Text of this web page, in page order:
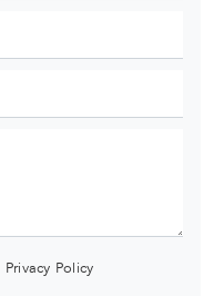
Privacy Policy